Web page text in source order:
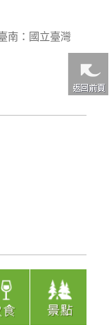
南：國立臺灣